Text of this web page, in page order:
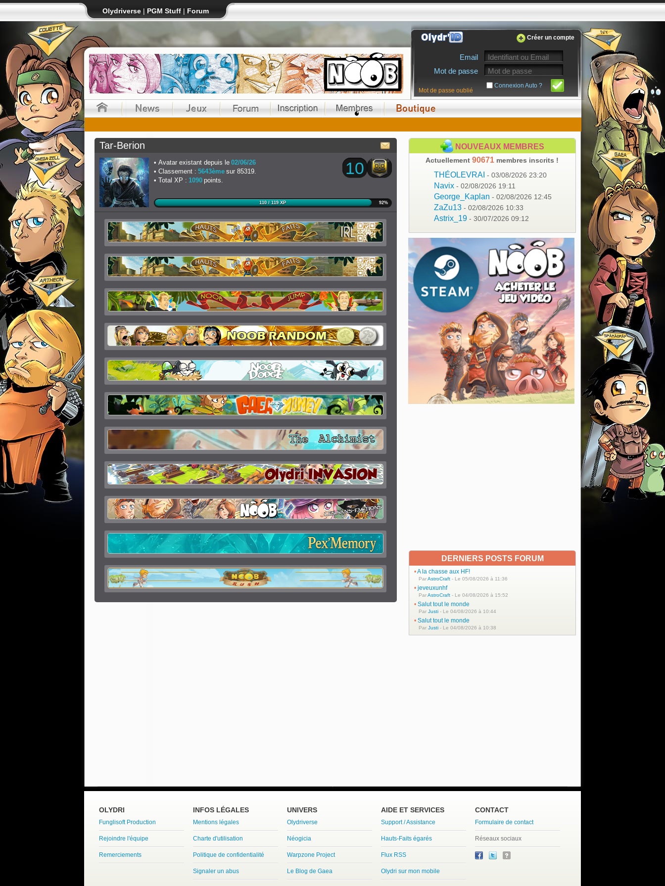
Olydriverse | PGM Stuff | Forum
Créer un compte
Email
Mot de passe
Connexion Auto ?
Mot de passe oublié
Tar-Berion
Avatar existant depuis le 02/06/26
Classement : 5643ème sur 85319.
Total XP : 1090 points.
10
110 / 119 XP 92%
NOUVEAUX MEMBRES
Actuellement 90671 membres inscrits !
THÉOLEVRAI - 03/08/2026 23:20
Navix - 02/08/2026 19:11
George_Kaplan - 02/08/2026 12:45
ZaZu13 - 02/08/2026 10:33
Astrix_19 - 30/07/2026 09:12
DERNIERS POSTS FORUM
•A la chasse aux HF!
ParAstroCraft - Le 05/08/2026 à 11:36
• jeveuxunhf
ParAstroCraft - Le 04/08/2026 à 15:52
• Salut tout le monde
Par Justi - Le 04/08/2026 à 10:44
• Salut tout le monde
Par Justi - Le 04/08/2026 à 10:38
OLYDRI
Funglisoft Production
Rejoindre l'équipe
Remerciements
INFOS LÉGALES
Mentions légales
Charte d'utilisation
Politique de confidentialité
Signaler un abus
UNIVERS
Olydriverse
Néogicia
Warpzone Project
Le Blog de Gaea
AIDE ET SERVICES
Support / Assistance
Hauts-Faits égarés
Flux RSS
Olydri sur mon mobile
CONTACT
Formulaire de contact
Réseaux sociaux